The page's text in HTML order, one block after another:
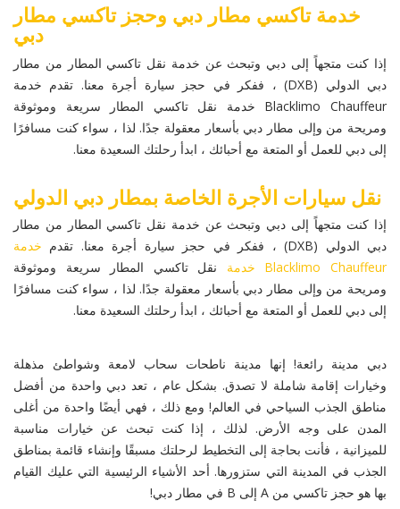
خدمة تاكسي مطار دبي وحجز تاكسي مطار
دبي
إذا كنت متجهاً إلى دبي وتبحث عن خدمة نقل تاكسي المطار من مطار
دبي الدولي (DXB) ، ففكر في حجز سيارة أجرة معنا. تقدم خدمة
Blacklimo Chauffeur خدمة نقل تاكسي المطار سريعة وموثوقة
ومريحة من وإلى مطار دبي بأسعار معقولة جدًا. لذا ، سواء كنت مسافرًا
إلى دبي للعمل أو المتعة مع أحبائك ، ابدأ رحلتك السعيدة معنا.
نقل سيارات الأجرة الخاصة بمطار دبي الدولي
إذا كنت متجهاً إلى دبي وتبحث عن خدمة نقل تاكسي المطار من مطار
دبي الدولي (DXB) ، ففكر في حجز سيارة أجرة معنا. تقدم
خدمة
Blacklimo Chauffeur خدمة
نقل تاكسي المطار سريعة وموثوقة
ومريحة من وإلى مطار دبي بأسعار معقولة جدًا. لذا ، سواء كنت مسافرًا
إلى دبي للعمل أو المتعة مع أحبائك ، ابدأ رحلتك السعيدة معنا.
دبي مدينة رائعة! إنها مدينة ناطحات سحاب لامعة وشواطئ مذهلة
وخيارات إقامة شاملة لا تصدق. بشكل عام ، تعد دبي واحدة من أفضل
مناطق الجذب السياحي في العالم! ومع ذلك ، فهي أيضًا واحدة من أغلى
المدن على وجه الأرض. لذلك ، إذا كنت تبحث عن خيارات مناسبة
للميزانية ، فأنت بحاجة إلى التخطيط لرحلتك مسبقًا وإنشاء قائمة بمناطق
الجذب في المدينة التي ستزورها. أحد الأشياء الرئيسية التي عليك القيام
بها هو حجز تاكسي من A إلى B في مطار دبي!